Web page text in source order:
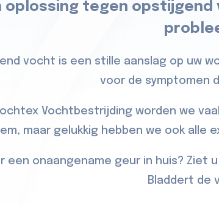
oplossing tegen
vocht is een stille aanslag op uw
voor de symptomen
Vochtbestrijding worden we
maar gelukkig hebben we ook alle
een onaangename geur in huis? Ziet
Bladdert de